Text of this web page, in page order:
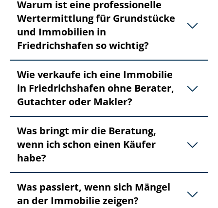
Warum ist eine professionelle
Wertermittlung für Grundstücke
und Immobilien in
Friedrichshafen so wichtig?
Wie verkaufe ich eine Immobilie
in Friedrichshafen ohne Berater,
Gutachter oder Makler?
Was bringt mir die Beratung,
wenn ich schon einen Käufer
habe?
Was passiert, wenn sich Mängel
an der Immobilie zeigen?